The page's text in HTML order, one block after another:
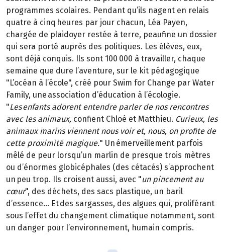
programmes scolaires. Pendant qu’ils nagent en relais
quatre à cinq heures par jour chacun, Léa Payen,
chargée de plaidoyer restée à terre, peaufine un dossier
qui sera porté auprès des politiques. Les élèves, eux,
sont déjà conquis. Ils sont 100 000 à travailler, chaque
semaine que dure l’aventure, sur le kit pédagogique
"L’océan à l’école", créé pour Swim for Change par Water
Family, une association d’éducation à l’écologie.
"Les enfants adorent entendre parler de nos rencontres
avec les animaux, confient Chloé et Matthieu. Curieux, les
animaux marins viennent nous voir et, nous, on profite de
cette proximité magique." Un émerveillement parfois
mêlé de peur lorsqu’un marlin de presque trois mètres
ou d’énormes globicéphales (des cétacés) s’approchent
un peu trop. Ils croisent aussi, avec "un pincement au
cœur", des déchets, des sacs plastique, un baril
d’essence... Et des sargasses, des algues qui, proliférant
sous l’effet du changement climatique notamment, sont
un danger pour l’environnement, humain compris.